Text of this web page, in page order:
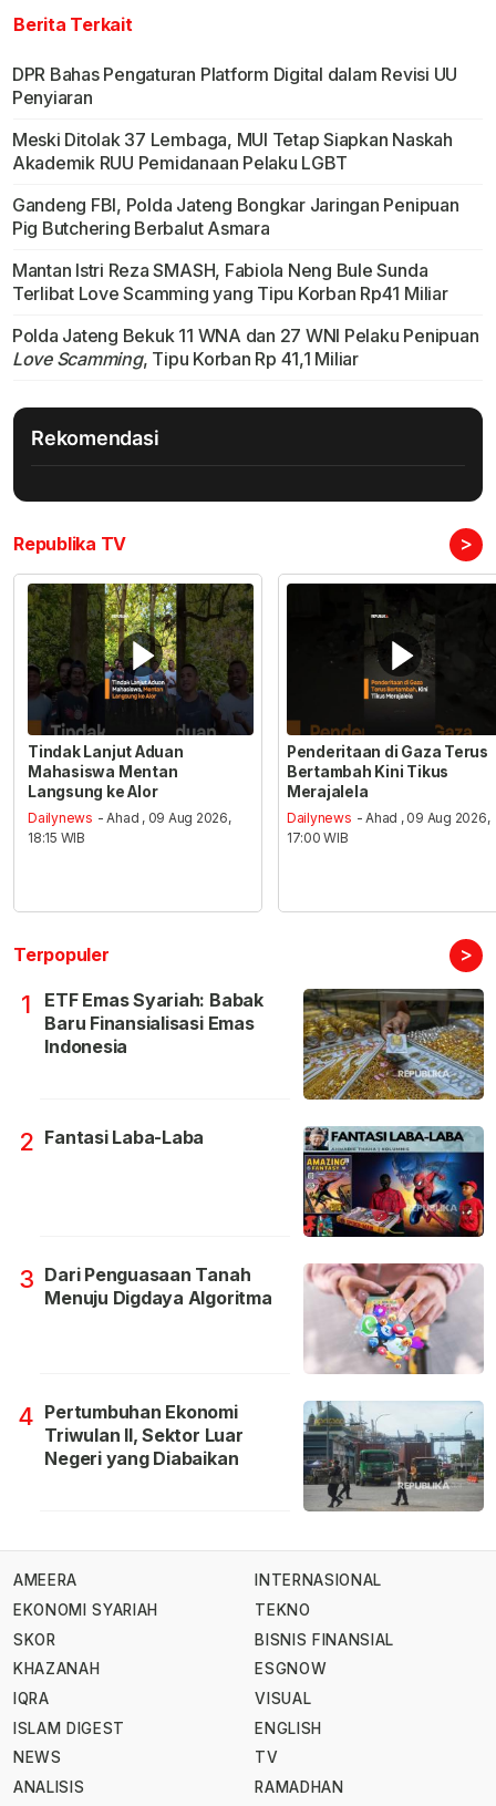
Berita Terkait
DPR Bahas Pengaturan Platform Digital dalam Revisi UU
Penyiaran
Meski Ditolak 37 Lembaga, MUI Tetap Siapkan Naskah
Akademik RUU Pemidanaan Pelaku LGBT
Gandeng FBI, Polda Jateng Bongkar Jaringan Penipuan
Pig Butchering Berbalut Asmara
Mantan Istri Reza SMASH, Fabiola Neng Bule Sunda
Terlibat Love Scamming yang Tipu Korban Rp41 Miliar
Polda Jateng Bekuk 11 WNA dan 27 WNI Pelaku Penipuan
Love Scamming, Tipu Korban Rp 41,1 Miliar
Rekomendasi
Republika TV >
Tindak Lanjut Aduan
Mahasiswa Mentan
Langsung ke Alor
Dailynews - Ahad , 09 Aug 2026,
18:15 WIB
Penderitaan di Gaza Terus
Bertambah Kini Tikus
Merajalela
Dailynews - Ahad , 09 Aug 2026,
17:00 WIB
Terpopuler >
1
ETF Emas Syariah: Babak
Baru Finansialisasi Emas
Indonesia
2 Fantasi Laba-Laba
3 Dari Penguasaan Tanah
Menuju Digdaya Algoritma
4 Pertumbuhan Ekonomi
Triwulan II, Sektor Luar
Negeri yang Diabaikan
AMEERA
EKONOMI SYARIAH
SKOR
KHAZANAH
IQRA
ISLAM DIGEST
NEWS
ANALISIS
INTERNASIONAL
TEKNO
BISNIS FINANSIAL
ESGNOW
VISUAL
ENGLISH
TV
RAMADHAN